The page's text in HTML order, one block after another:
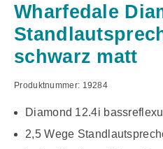
Wharfedale
schwarz matt
Produktnummer: 19284
Diamond 12.4i
2,5 Wege